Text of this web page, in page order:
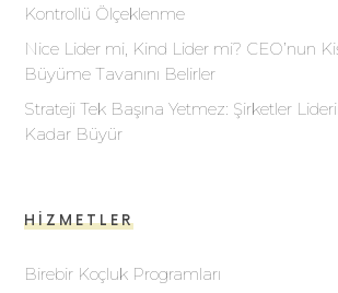
Kontrollü Ölçeklenme
Nice Lider mi, Kind Lider mi? CEO’nun
Büyüme Tavanını Belirler
Strateji Tek Başına Yetmez: Şirketler
Kadar Büyür
HIZMETLER
Birebir Koçluk Programları